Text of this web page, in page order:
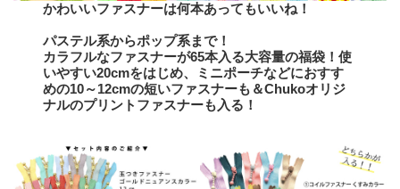
かわいいファスナーは何本あってもいいね！
パステル系からポップ系まで！
カラフルなファスナーが65本入る大容量の福袋！使
いやすい20cmをはじめ、ミニポーチなどにおすす
めの10～12cmの短いファスナーも＆Chukoオリジ
ナルのプリントファスナーも入る！